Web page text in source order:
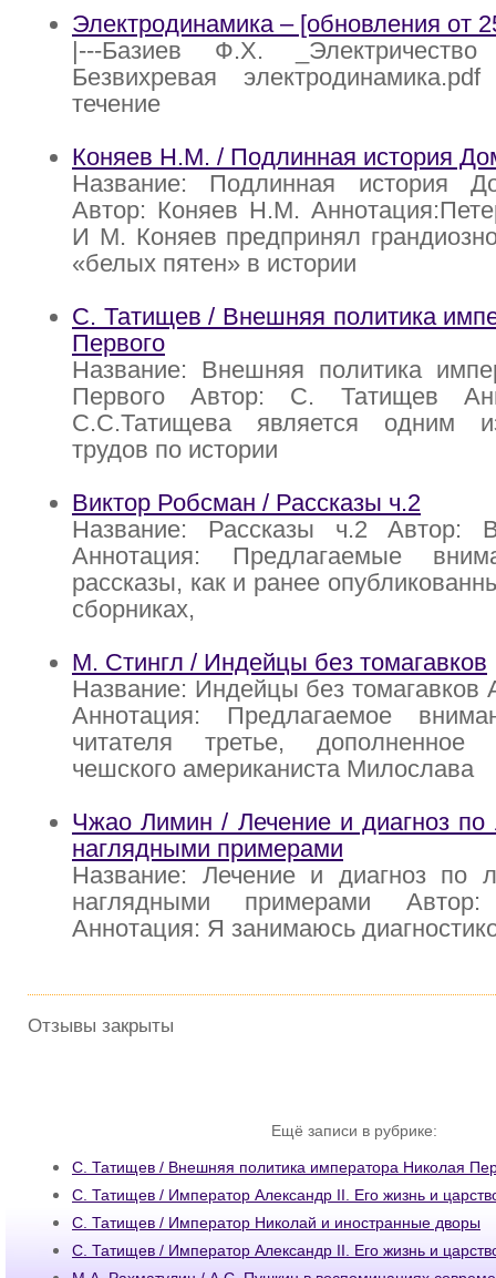
Электродинамика – [обновления от
|---Базиев Ф.Х.
Безвихревая
течение
Коняев Н.М. / Подлинная история
Название: Подлинная история
Автор: Коняев Н.М.
И М. Коняев предпринял
«белых пятен» в истории
С. Татищев / Внешняя политика
Первого
Название: Внешняя политика
Первого Автор: С. Татищев
С.С.Татищева является одним
трудов по истории
Виктор Робсман / Рассказы ч.2
Название: Рассказы ч.2 Автор:
Аннотация: Предлагаемые
рассказы, как и ранее
сборниках,
М. Стингл / Индейцы без томагавков
Название: Индейцы без томагавков
Аннотация: Предлагаемое
читателя третье, дополненное
чешского американиста Милослава
Чжао Лимин / Лечение и диагноз по
наглядными примерами
Название: Лечение и диагноз по
наглядными примерами
Аннотация: Я занимаюсь
Отзывы закрыты
Ещё записи в рубрике:
С. Татищев / Внешняя политика императора Николая
С. Татищев / Император Александр II. Его жизнь и
С. Татищев / Император Николай и иностранные дворы
С. Татищев / Император Александр II. Его жизнь и